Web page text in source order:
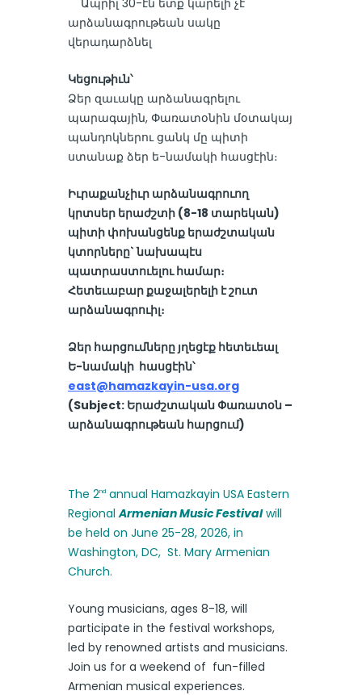
Ապրիլ 30-էն ետք կարելի չէ
արձանագրութեան սակը
վերադարձնել
Կեցութիւն՝
Ձեր զաւակը արձանագրելու
պարագային, Փառատօնին մօտակայ
պանդոկներու ցանկ մը պիտի
ստանաք ձեր ե-նամակի հասցէին։
Իւրաքանչիւր արձանագրուող
կրտսեր երաժշտի (8-18 տարեկան)
պիտի փոխանցենք երաժշտական
կտորները` նախապէս
պատրաստուելու համար։
Հետեւաբար քաջալերելի է շուտ
արձանագրուիլ։
Ձեր հարցումները յղեցէք հետեւեալ
Ե-նամակի հասցէին՝
east@hamazkayin-usa.org
(Subject: Երաժշտական Փառատօն –
արձանագրութեան հարցում)
The 2nd annual Hamazkayin USA Eastern
RegionalArmenian Music Festivalwill
be held on June 25-28, 2026, in
Washington, DC, St. Mary Armenian
Church.
Young musicians, ages 8-18, will
participate in the festival workshops,
led by renowned artists and musicians.
Join us for a weekend of fun-filled
Armenian musical experiences.